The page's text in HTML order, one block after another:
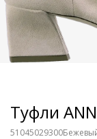
Туфли ANN
51045029300